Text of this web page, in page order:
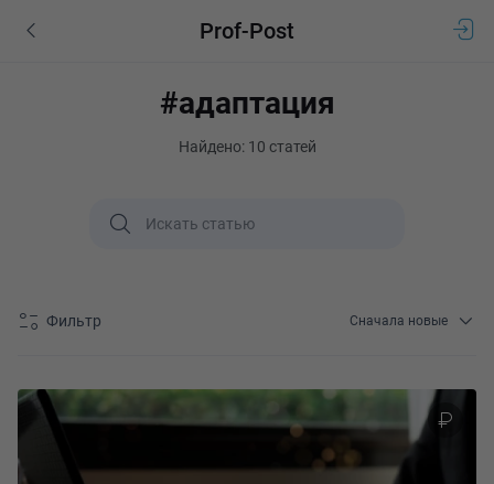
Prof-Post
#адаптация
Найдено: 10 статей
Фильтр Сначала новые